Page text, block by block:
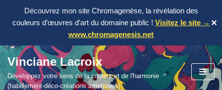
Découvrez mon site Chromagenèse, la révélation des
couleurs d’œuvres d'art du domaine public ! Visitez le site →
www.chromagenesis.net
✕
Aller
au
Vinciane Lacroix
Développez votre sens de la couleur et de l'harmonie
(habillement-déco-créations artistiques)